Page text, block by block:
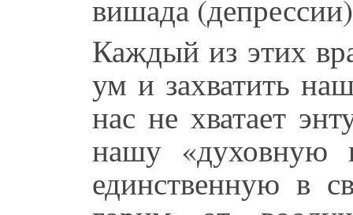
вишада
Каждый из этих
ум и захватить
нас не хватает
нашу «духовную
единственную в